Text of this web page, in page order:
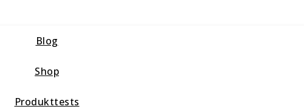
Blog
Shop
Produkttests